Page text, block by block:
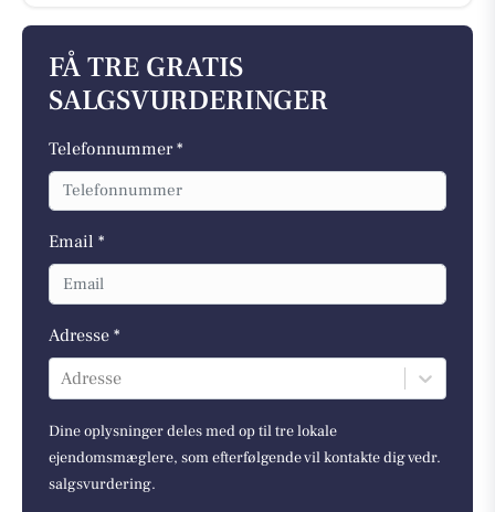
FÅ TRE GRATIS
SALGSVURDERINGER
Telefonnummer *
Email *
Adresse *
Adresse
Dine oplysninger deles med op til tre lokale
ejendomsmæglere, som efterfølgende vil kontakte dig vedr.
salgsvurdering.